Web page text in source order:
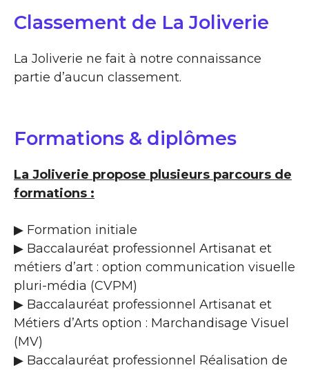
Classement de La Joliverie
La Joliverie ne fait à notre connaissance
partie d’aucun classement.
Formations & diplômes
La Joliverie propose plusieurs parcours de
formations :
▶ Formation initiale
▶ Baccalauréat professionnel Artisanat et
métiers d’art : option communication visuelle
pluri-média (CVPM)
▶ Baccalauréat professionnel Artisanat et
Métiers d’Arts option : Marchandisage Visuel
(MV)
▶ Baccalauréat professionnel Réalisation de